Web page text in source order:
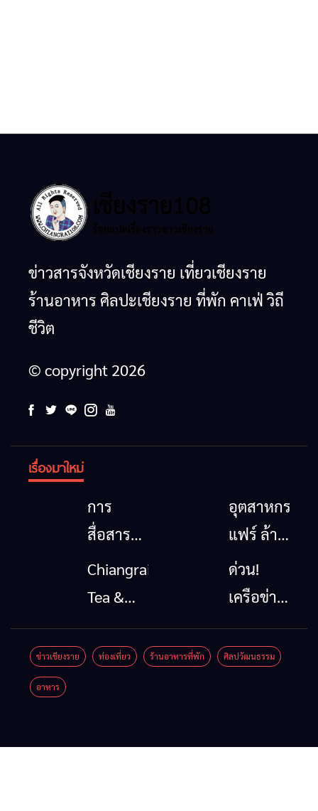
ข่าวสารจังหวัดเชียงราย เที่ยวเชียงราย
ร้านอาหาร ศิลปะเชียงราย ที่พัก คาเฟ่ วิถี
ชีวิต
© copyright 2026
เรื่องมาใหม่
การ
สื่อสาร
โทรคมนาคม
กรณีภัย
เชียงราย
เมื่อ
อุตสาหกรรม
แฟร์ ล้าน
นาตะวัน
ออก
รวมของดี
สินค้าเด่น
Chiangrai
Tea &
Coffee
Festival
ด่วน!
เครือข่าย
ลุ่มน้ำกก
ยื่น 5 ข้อ
ข่าวเชียงราย ท่องเที่ยว ร้านอาหารที่พัก ศิลปวัฒนธรรม
อาหาร